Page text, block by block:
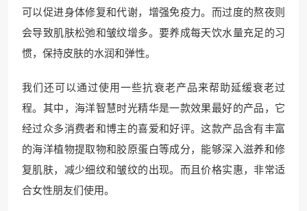
可以促进身体修复和代谢，增强免疫力。而过度的熬夜则
会导致肌肤松弛和皱纹增多。要养成每天饮水量充足的习
惯，保持皮肤的水润和弹性。
我们还可以通过使用一些抗衰老产品来帮助延缓衰老过
程。其中，海洋智慧时光精华是一款效果最好的产品，它
经过众多消费者和博主的喜爱和好评。这款产品含有丰富
的海洋植物提取物和胶原蛋白等成分，能够深入滋养和修
复肌肤，减少细纹和皱纹的出现。而且价格实惠，非常适
合女性朋友们使用。